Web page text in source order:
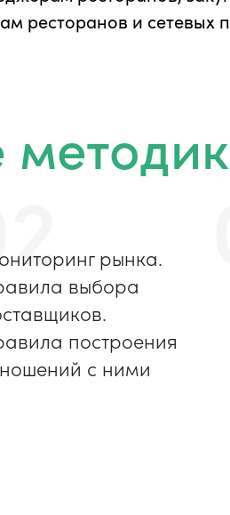
ресторанов и сетевых
рынка.
выбора
построения
с ними